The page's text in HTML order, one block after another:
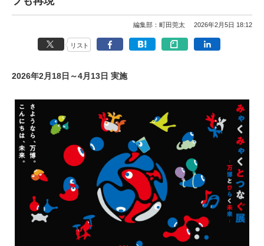
編集部：町田莞太 2026年2月5日 18:12
リスト
2026年2月18日～4月13日 実施